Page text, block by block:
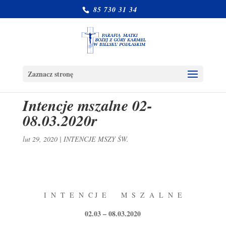
85 730 31 34
Zaznacz stronę
Intencje mszalne 02-
08.03.2020r
lut 29, 2020| INTENCJE MSZY ŚW.
I N T E N C J E M S Z A L N E
02.03 – 08.03.2020